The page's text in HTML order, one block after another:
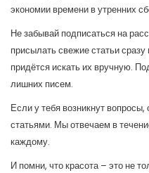
экономии времени в утренних
Не забывай подписаться на
присылать свежие статьи
придётся искать их вручную.
лишних писем.
Если у тебя возникнут
статьями. Мы отвечаем в
каждому.
И помни, что красота – это не